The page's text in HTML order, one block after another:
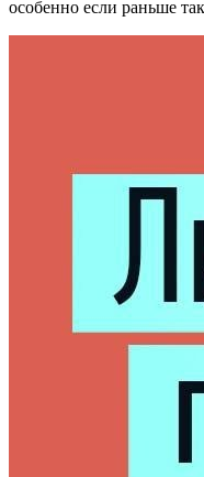
особенно если раньше